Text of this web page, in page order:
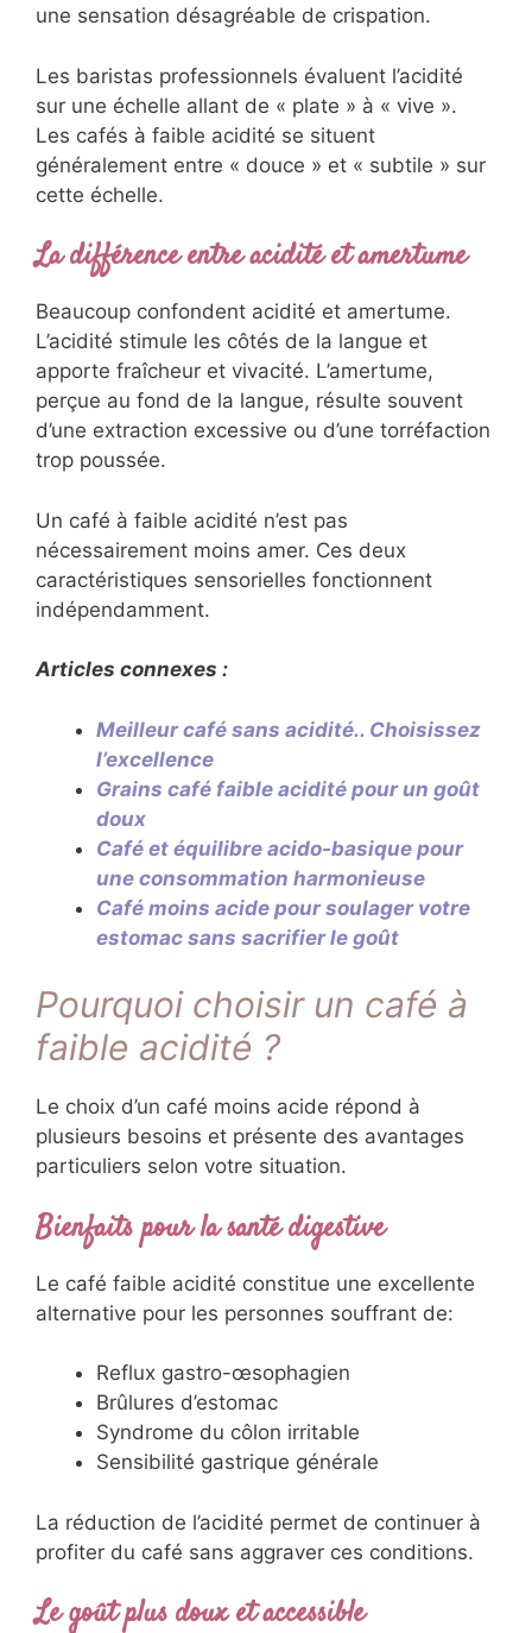
une sensation désagréable de crispation.
Les baristas professionnels évaluent l’acidité
sur une échelle allant de « plate » à « vive ».
Les cafés à faible acidité se situent
généralement entre « douce » et « subtile » sur
cette échelle.
La différence entre acidité et amertume
Beaucoup confondent acidité et amertume.
L’acidité stimule les côtés de la langue et
apporte fraîcheur et vivacité. L’amertume,
perçue au fond de la langue, résulte souvent
d’une extraction excessive ou d’une torréfaction
trop poussée.
Un café à faible acidité n’est pas
nécessairement moins amer. Ces deux
caractéristiques sensorielles fonctionnent
indépendamment.
Articles connexes :
Meilleur café sans acidité.. Choisissez
l’excellence
Grains café faible acidité pour un goût
doux
Café et équilibre acido-basique pour
une consommation harmonieuse
Café moins acide pour soulager votre
estomac sans sacrifier le goût
Pourquoi choisir un café à
faible acidité ?
Le choix d’un café moins acide répond à
plusieurs besoins et présente des avantages
particuliers selon votre situation.
Bienfaits pour la santé digestive
Le café faible acidité constitue une excellente
alternative pour les personnes souffrant de:
Reflux gastro-œsophagien
Brûlures d’estomac
Syndrome du côlon irritable
Sensibilité gastrique générale
La réduction de l’acidité permet de continuer à
profiter du café sans aggraver ces conditions.
Le goût plus doux et accessible